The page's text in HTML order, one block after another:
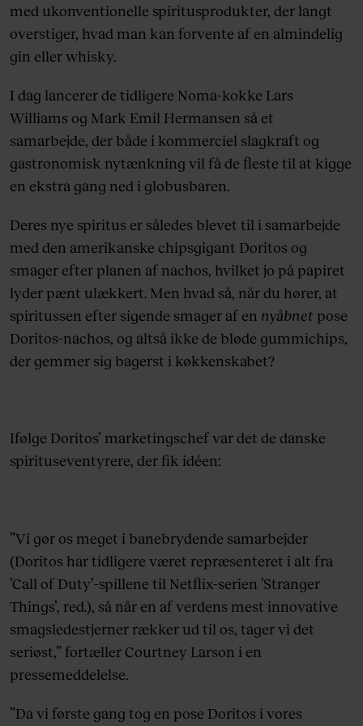
med ukonventionelle spiritusprodukter, der langt
overstiger, hvad man kan forvente af en almindelig
gin eller whisky.
I dag lancerer de tidligere Noma-kokke Lars
Williams og Mark Emil Hermansen så et
samarbejde, der både i kommerciel slagkraft og
gastronomisk nytænkning vil få de fleste til at kigge
en ekstra gang ned i globusbaren.
Deres nye spiritus er således blevet til i samarbejde
med den amerikanske chipsgigant Doritos og
smager efter planen af nachos, hvilket jo på papiret
lyder pænt ulækkert. Men hvad så, når du hører, at
spiritussen efter sigende smager af en nyåbnet pose
Doritos-nachos, og altså ikke de bløde gummichips,
der gemmer sig bagerst i køkkenskabet?
Ifølge Doritos’ marketingschef var det de danske
spirituseventyrere, der fik idéen:
”Vi gør os meget i banebrydende samarbejder
(Doritos har tidligere været repræsenteret i alt fra
’Call of Duty’-spillene til Netflix-serien ’Stranger
Things’, red.), så når en af verdens mest innovative
smagsledestjerner rækker ud til os, tager vi det
seriøst,” fortæller Courtney Larson i en
pressemeddelelse.
”Da vi første gang tog en pose Doritos i vores